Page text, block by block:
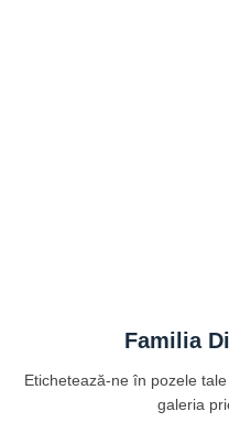
Familia
Etichetează-ne în pozele tale
galeria